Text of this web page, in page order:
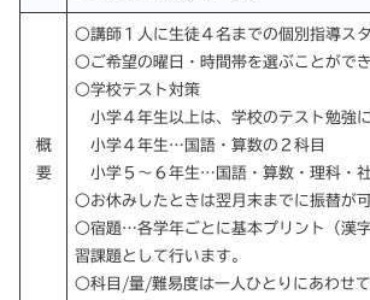
概
要
○講師１人に生徒４名までの個別指導スタ
○ご希望の曜日・時間帯を選ぶことができ
○学校テスト対策
小学４年生以上は、学校のテスト勉強に
小学４年生…国語・算数の２科目
小学５～６年生…国語・算数・理科・
○お休みしたときは翌月末までに振替が可
○宿題…各学年ごとに基本プリント（漢
習課題として行います。
○科目/量/難易度は一人ひとりにあわせて